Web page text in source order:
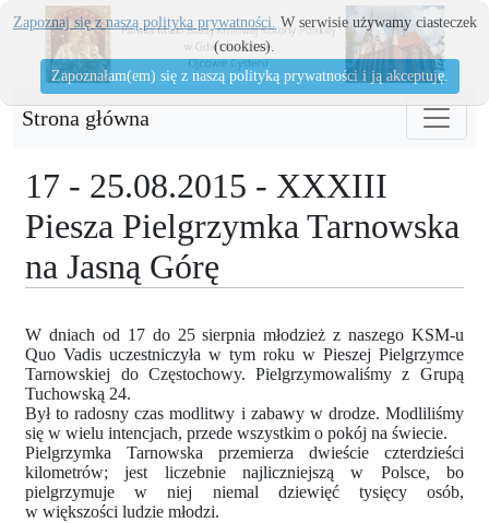
Strona główna
17 - 25.08.2015 - XXXIII
Piesza Pielgrzymka Tarnowska
na Jasną Górę
W dniach od 17 do 25 sierpnia młodzież z naszego KSM-u
Quo Vadis uczestniczyła w tym roku w Pieszej Pielgrzymce
Tarnowskiej do Częstochowy. Pielgrzymowaliśmy z Grupą
Tuchowską 24.
Był to radosny czas modlitwy i zabawy w drodze. Modliliśmy
się w wielu intencjach, przede wszystkim o pokój na świecie.
Pielgrzymka Tarnowska przemierza dwieście czterdzieści
kilometrów; jest liczebnie najliczniejszą w Polsce, bo
pielgrzymuje w niej niemal dziewięć tysięcy osób,
w większości ludzie młodzi.
Zapoznaj się z naszą polityka prywatności. W serwisie używamy ciasteczek
(cookies).
Zapoznałam(em) się z naszą polityką prywatności i ją akceptuję.